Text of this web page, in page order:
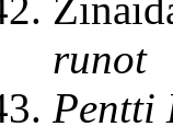
runot
Pentti